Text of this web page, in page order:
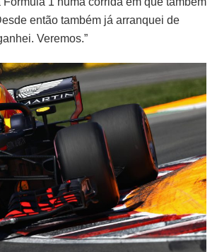
então também já arranquei de
Veremos.”